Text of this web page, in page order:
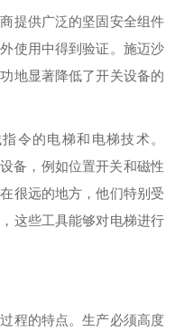
提供广泛的坚固安全组件
使用中得到验证。施迈沙
地显著降低了开关设备的
令的电梯和电梯技术。
备，例如位置开关和磁性
很远的地方，他们特别受
这些工具能够对电梯进行
程的特点。生产必须高度